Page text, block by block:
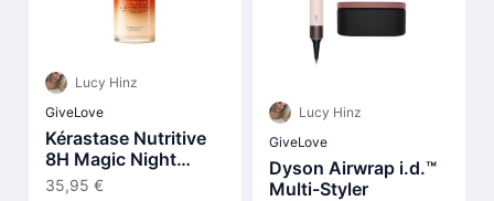
Lucy Hinz
GiveLove
Kérastase Nutritive
8H Magic Night
Serum
35,95 €
Lucy Hinz
GiveLove
Dyson Airwrap i.d.™
Multi-Styler